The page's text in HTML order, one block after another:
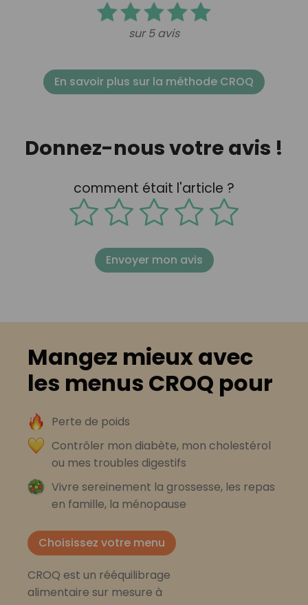
sur 5 avis
En savoir plus sur la méthode CROQ
Donnez-nous votre avis !
comment était l'article ?
Envoyer mon avis
Mangez mieux avec
les menus CROQ pour
Perte de poids
Contrôler mon diabète, mon cholestérol
ou mes troubles digestifs
Vivre sereinement la grossesse, les repas
en famille, la ménopause
Choisissez votre menu
CROQ est un rééquilibrage
alimentaire sur mesure à